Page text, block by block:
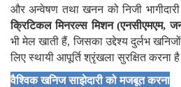
और अन्वेषण तथा खनन को निजी
क्रिटिकल मिनरल्स मिशन (एनसीएमएम,
भी मेल खाती हैं, जिसका उद्देश्य दुर्लभ
लिए स्थायी आपूर्ति श्रृंखला सुरक्षित करना
वैश्विक खनिज साझेदारी को मजबूत करना